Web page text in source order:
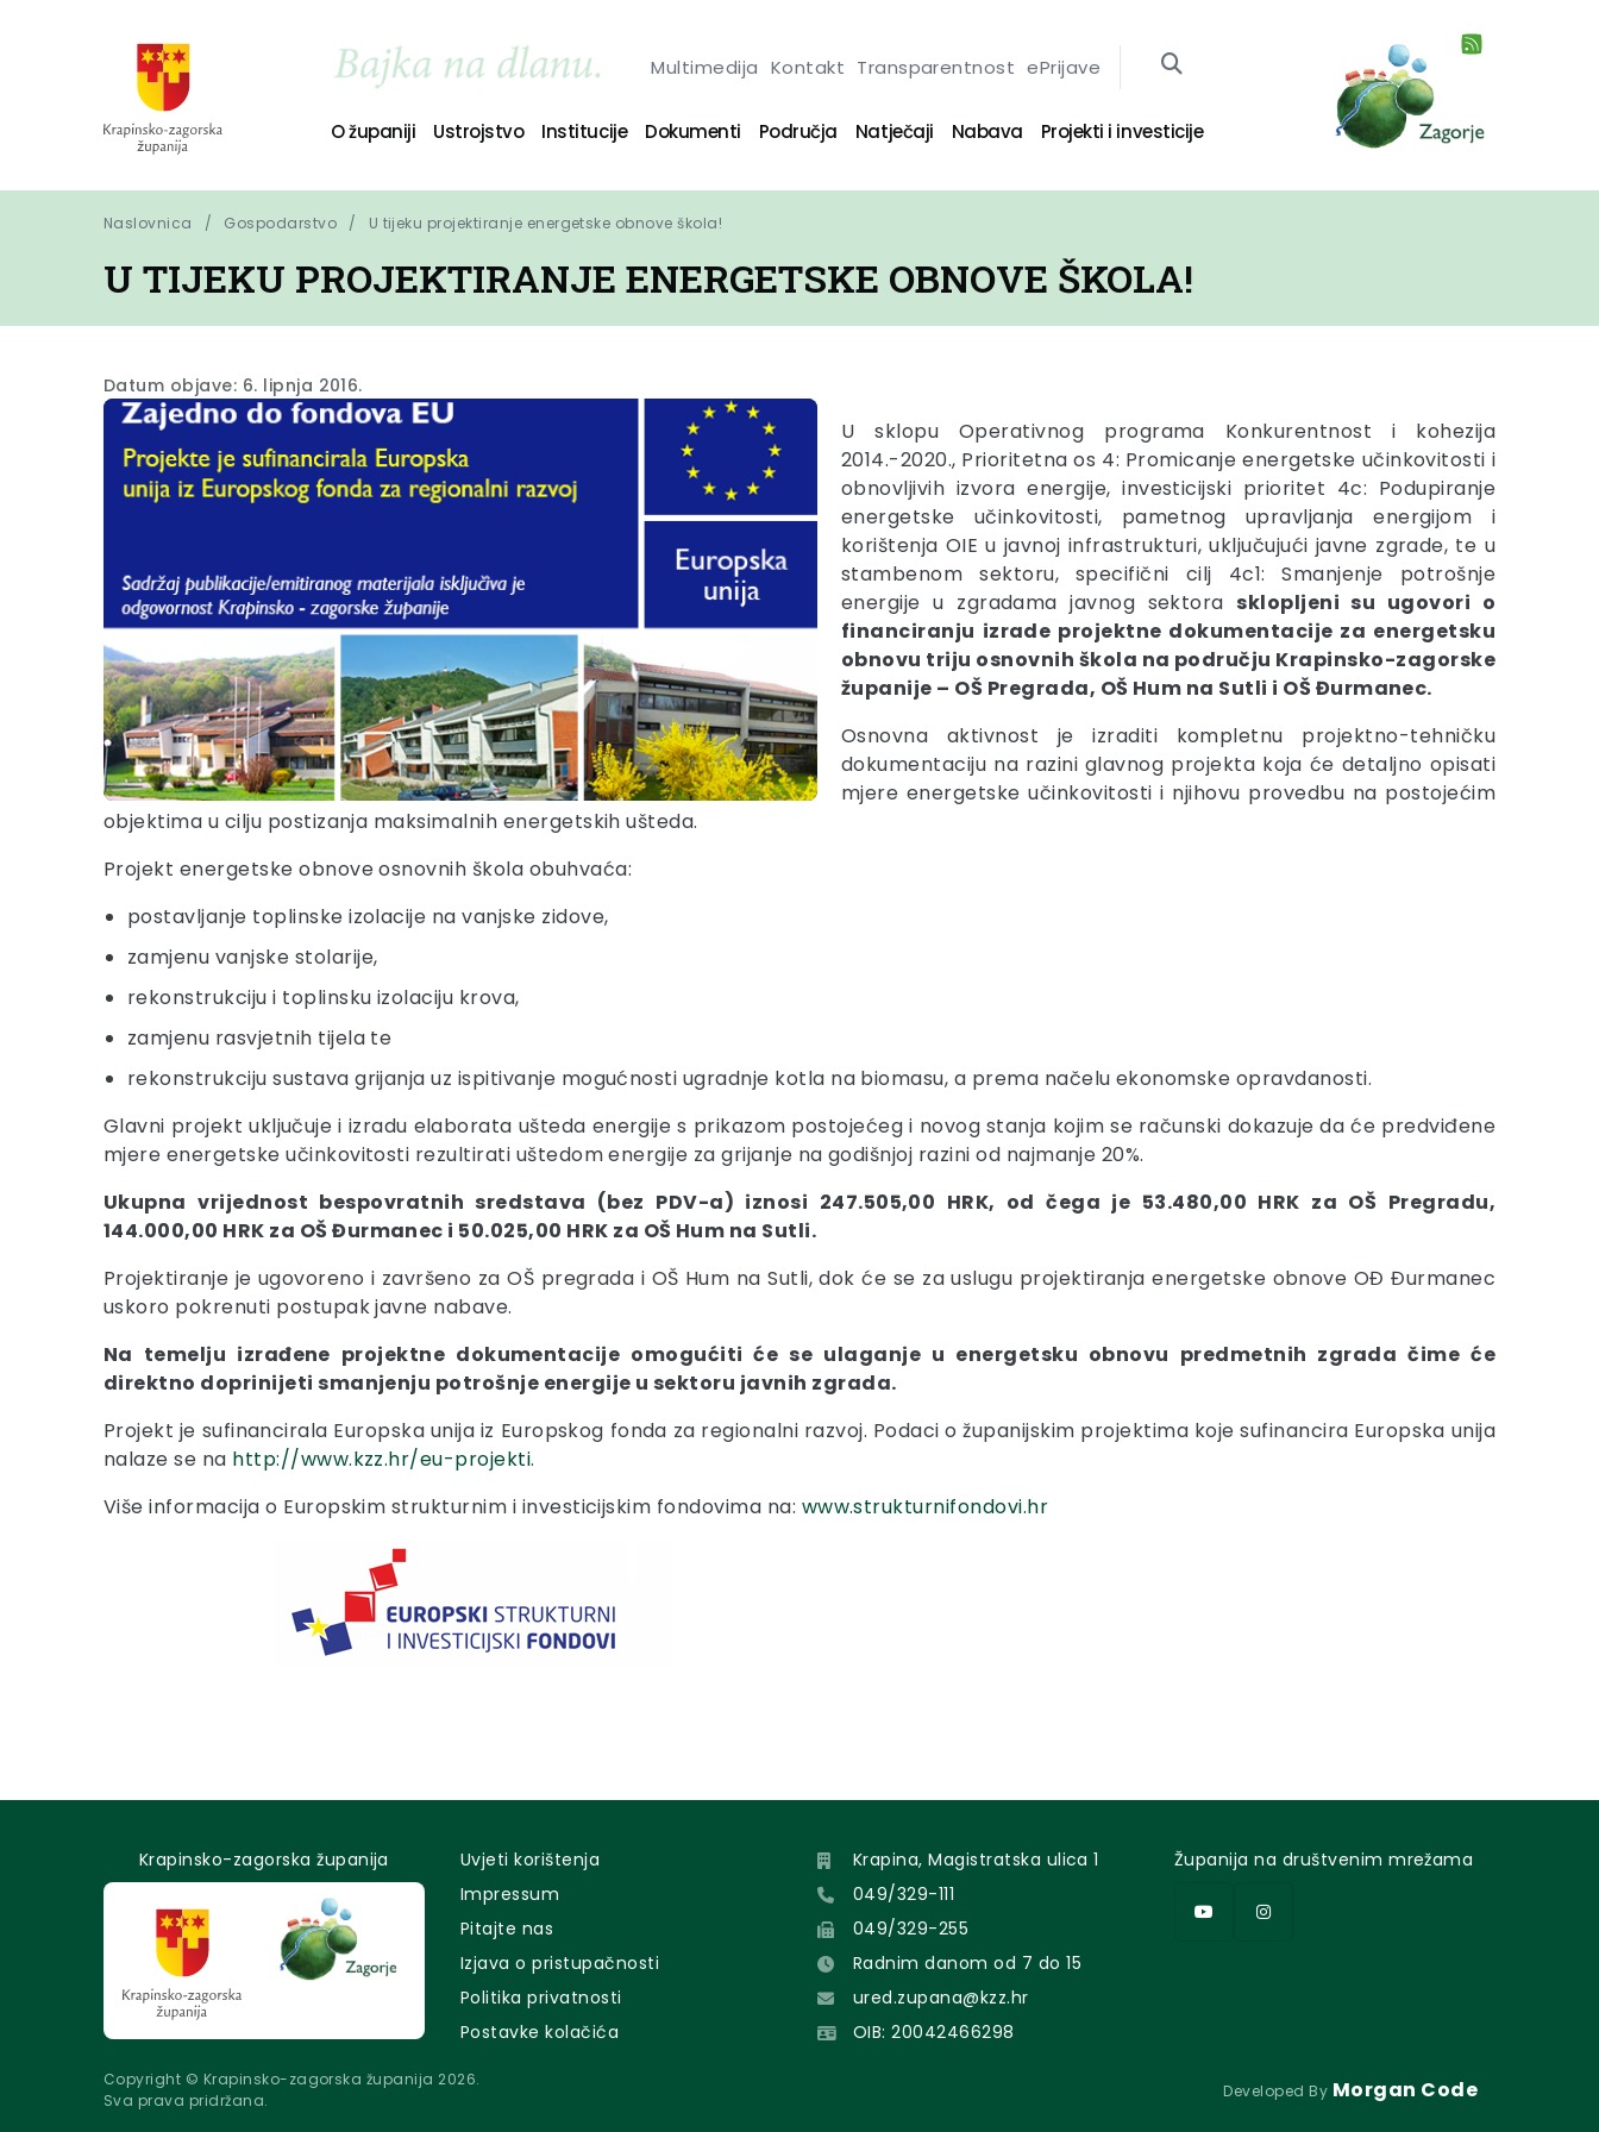
Multimedija Kontakt Transparentnost ePrijave
O županiji Ustrojstvo Institucije Dokumenti Područja Natječaji Nabava Projekti i investicije
Naslovnica Gospodarstvo U tijeku projektiranje energetske obnove škola!
U TIJEKU PROJEKTIRANJE ENERGETSKE OBNOVE ŠKOLA!
Datum objave: 6. lipnja 2016.
U sklopu Operativnog programa Konkurentnost i kohezija
2014.-2020., Prioritetna os 4: Promicanje energetske učinkovitosti i
obnovljivih izvora energije, investicijski prioritet 4c: Podupiranje
energetske učinkovitosti, pametnog upravljanja energijom i
korištenja OIE u javnoj infrastrukturi, uključujući javne zgrade, te u
stambenom sektoru, specifični cilj 4c1: Smanjenje potrošnje
energije u zgradama javnog sektora sklopljeni su ugovori o
financiranju izrade projektne dokumentacije za energetsku
obnovu triju osnovnih škola na području Krapinsko-zagorske
županije – OŠ Pregrada, OŠ Hum na Sutli i OŠ Đurmanec.
Osnovna aktivnost je izraditi kompletnu projektno-tehničku
dokumentaciju na razini glavnog projekta koja će detaljno opisati
mjere energetske učinkovitosti i njihovu provedbu na postojećim
objektima u cilju postizanja maksimalnih energetskih ušteda.
Projekt energetske obnove osnovnih škola obuhvaća:
postavljanje toplinske izolacije na vanjske zidove,
zamjenu vanjske stolarije,
rekonstrukciju i toplinsku izolaciju krova,
zamjenu rasvjetnih tijela te
rekonstrukciju sustava grijanja uz ispitivanje mogućnosti ugradnje kotla na biomasu, a prema načelu ekonomske opravdanosti.
Glavni projekt uključuje i izradu elaborata ušteda energije s prikazom postojećeg i novog stanja kojim se računski dokazuje da će predviđene
mjere energetske učinkovitosti rezultirati uštedom energije za grijanje na godišnjoj razini od najmanje 20%.
Ukupna vrijednost bespovratnih sredstava (bez PDV-a) iznosi 247.505,00 HRK, od čega je 53.480,00 HRK za OŠ Pregradu,
144.000,00 HRK za OŠ Đurmanec i 50.025,00 HRK za OŠ Hum na Sutli.
Projektiranje je ugovoreno i završeno za OŠ pregrada i OŠ Hum na Sutli, dok će se za uslugu projektiranja energetske obnove OĐ Đurmanec
uskoro pokrenuti postupak javne nabave.
Na temelju izrađene projektne dokumentacije omogućiti će se ulaganje u energetsku obnovu predmetnih zgrada čime će
direktno doprinijeti smanjenju potrošnje energije u sektoru javnih zgrada.
Projekt je sufinancirala Europska unija iz Europskog fonda za regionalni razvoj. Podaci o županijskim projektima koje sufinancira Europska unija
nalaze se na http://www.kzz.hr/eu-projekti.
Više informacija o Europskim strukturnim i investicijskim fondovima na: www.strukturnifondovi.hr
Krapinsko-zagorska županija
Uvjeti korištenja
Impressum
Pitajte nas
Izjava o pristupačnosti
Politika privatnosti
Postavke kolačića
Krapina, Magistratska ulica 1
049/329-111
049/329-255
Radnim danom od 7 do 15
ured.zupana@kzz.hr
OIB: 20042466298
Županija na društvenim mrežama
Copyright © Krapinsko-zagorska županija 2026.
Sva prava pridržana.
Developed By Morgan Code